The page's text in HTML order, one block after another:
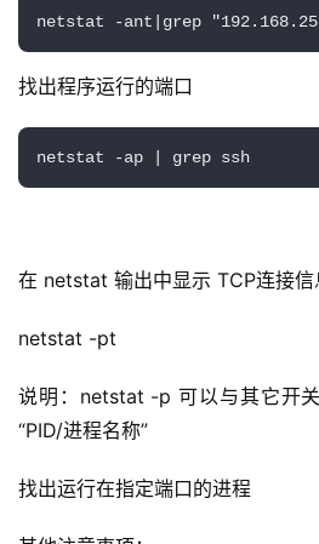
netstat -ant|grep
找出程序运行的端口
netstat -ap | grep ssh
在 netstat 输出中显示 TCP连接信
netstat -pt
说明：netstat -p 可以与其它开
“PID/进程名称”
找出运行在指定端口的进程